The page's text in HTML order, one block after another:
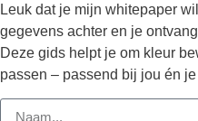
Leuk dat je mijn whitepaper
gegevens achter en je
Deze gids helpt je om kleur
passen – passend bij jou én